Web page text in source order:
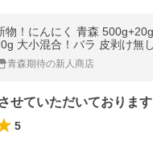
物！にんにく 青森
大小混合！バラ 皮剥け無
中国産と比べて！青森県産
詰め 福地ホワイト六片
青森期待の新人商店
5